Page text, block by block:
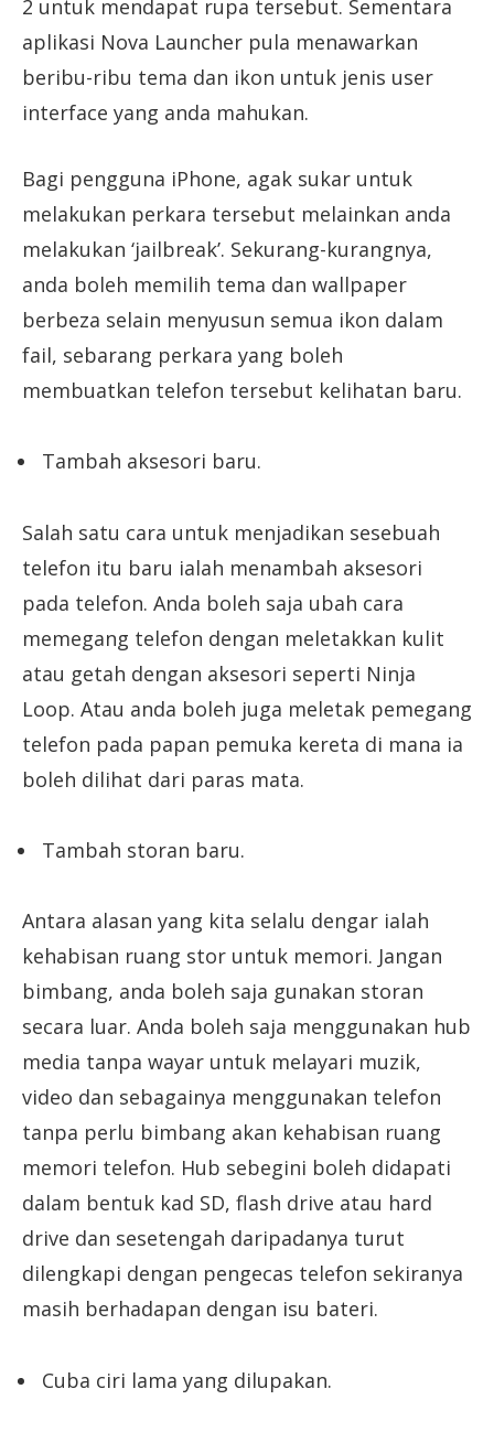
2 untuk mendapat rupa tersebut. Sementara
aplikasi Nova Launcher pula menawarkan
beribu-ribu tema dan ikon untuk jenis user
interface yang anda mahukan.
Bagi pengguna iPhone, agak sukar untuk
melakukan perkara tersebut melainkan anda
melakukan ‘jailbreak’. Sekurang-kurangnya,
anda boleh memilih tema dan wallpaper
berbeza selain menyusun semua ikon dalam
fail, sebarang perkara yang boleh
membuatkan telefon tersebut kelihatan baru.
Tambah aksesori baru.
Salah satu cara untuk menjadikan sesebuah
telefon itu baru ialah menambah aksesori
pada telefon. Anda boleh saja ubah cara
memegang telefon dengan meletakkan kulit
atau getah dengan aksesori seperti Ninja
Loop. Atau anda boleh juga meletak pemegang
telefon pada papan pemuka kereta di mana ia
boleh dilihat dari paras mata.
Tambah storan baru.
Antara alasan yang kita selalu dengar ialah
kehabisan ruang stor untuk memori. Jangan
bimbang, anda boleh saja gunakan storan
secara luar. Anda boleh saja menggunakan hub
media tanpa wayar untuk melayari muzik,
video dan sebagainya menggunakan telefon
tanpa perlu bimbang akan kehabisan ruang
memori telefon. Hub sebegini boleh didapati
dalam bentuk kad SD, flash drive atau hard
drive dan sesetengah daripadanya turut
dilengkapi dengan pengecas telefon sekiranya
masih berhadapan dengan isu bateri.
Cuba ciri lama yang dilupakan.